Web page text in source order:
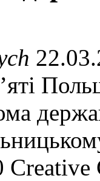
Creative